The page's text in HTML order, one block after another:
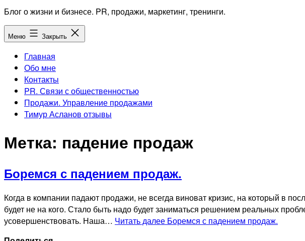
Блог о жизни и бизнесе. PR, продажи, маркетинг, тренинги.
Меню Закрыть
Главная
Обо мне
Контакты
PR. Связи с общественностью
Продажи. Управление продажами
Тимур Асланов отзывы
Метка: падение продаж
Боремся с падением продаж.
Когда в компании падают продажи, не всегда виноват кризис, на который в
будет не на кого. Стало быть надо будет заниматься решением реальных
усовершенствовать. Наша… Читать далее Боремся с падением продаж.